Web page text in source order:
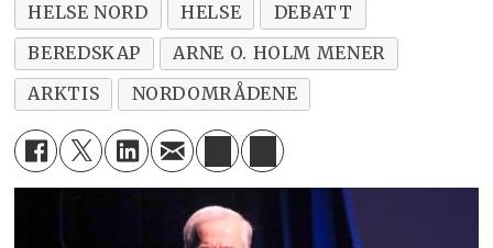
HELSE NORD
HELSE
DEBATT
BEREDSKAP
ARNE O. HOLM MENER
ARKTIS
NORDOMRÅDENE